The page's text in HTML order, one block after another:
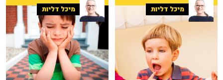
מיכל דליות מיכל דליות